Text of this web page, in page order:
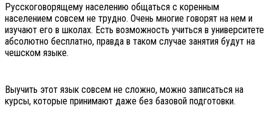
Русскоговорящему населению общаться с коренным
населением совсем не трудно. Очень многие говорят на нем и
изучают его в школах. Есть возможность учиться в университете
абсолютно бесплатно, правда в таком случае занятия будут на
чешском языке.
Выучить этот язык совсем не сложно, можно записаться на
курсы, которые принимают даже без базовой подготовки.